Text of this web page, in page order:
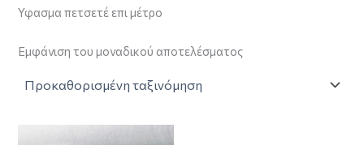
Υφασμα πετσετέ επι μέτρο
Εμφάνιση του μοναδικού αποτελέσματος